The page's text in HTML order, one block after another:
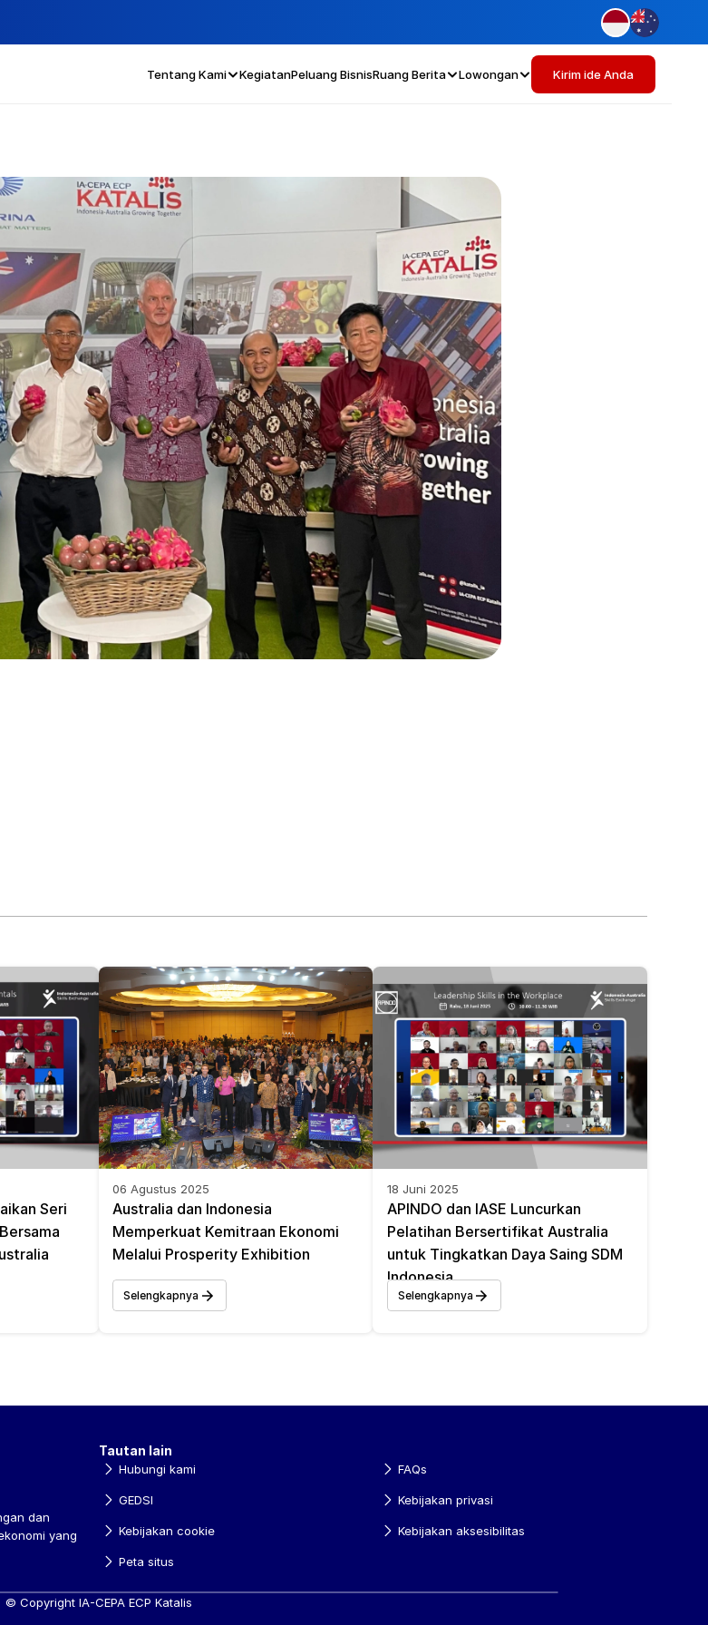
Tentang Kami KegiatanPeluang BisnisRuang Berita Lowongan Kirim ide Anda
Seri
06 Agustus 2025
Australia dan Indonesia
Memperkuat Kemitraan Ekonomi
Melalui Prosperity Exhibition
Selengkapnya
18 Juni 2025
APINDO dan IASE Luncurkan
Pelatihan Bersertifikat Australia
untuk Tingkatkan Daya Saing SDM
Indonesia
Selengkapnya
dan
yang
Tautan lain
Hubungi kami FAQs
GEDSI Kebijakan privasi
Kebijakan cookie Kebijakan aksesibilitas
Peta situs
© Copyright IA-CEPA ECP Katalis